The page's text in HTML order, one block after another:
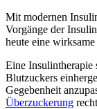
Mit modernen
Vorgänge der
heute eine
Eine Insulintherapie
Blutzuckers
Gegebenheit
Überzuckerung